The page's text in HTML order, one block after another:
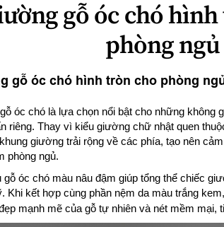
gỗ óc chó
phòng
gỗ óc chó hình tròn cho phòng
óc chó là lựa chọn nổi bật cho những không
riêng. Thay vì kiểu giường chữ nhật quen
giường trải rộng về các phía, tạo nên
phòng ngủ.
gỗ óc chó màu nâu đậm giúp tổng thể chiếc
Khi kết hợp cùng phần nệm da màu trắng
mạnh mẽ của gỗ tự nhiên và nét mềm mại,